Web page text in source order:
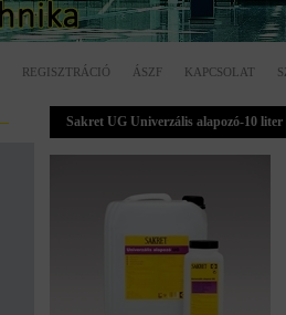
REGISZTRÁCIÓ ÁSZF KAPCSOLAT
Sakret UG Univerzális alapozó-10 liter